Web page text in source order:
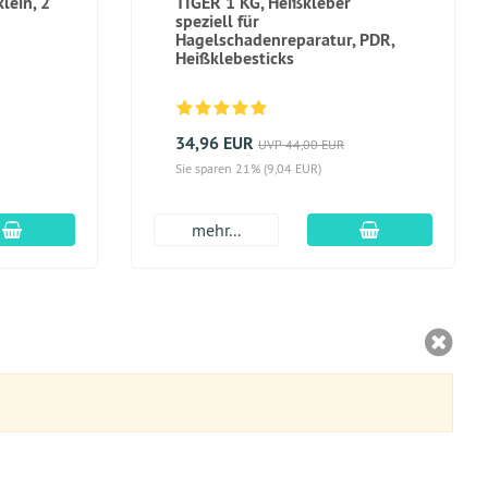
In den Warenkorb
speziell für
Hagelschadenreparatur, PDR,
Heißklebesticks
34,96 EUR UVP 44,00 EUR
Sie sparen 21% (9,04 EUR)
mehr... In den